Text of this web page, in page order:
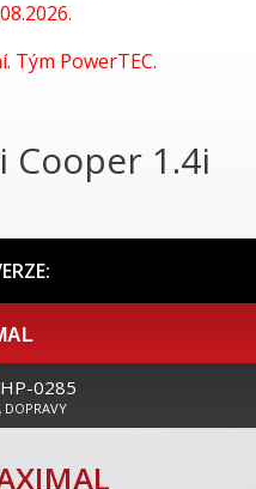
Tým PowerTEC.
1.4i
0285
DOPRAVY